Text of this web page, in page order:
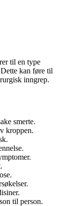
til en type
kan føre til
inngrep.
smerte.
kroppen.
til person.